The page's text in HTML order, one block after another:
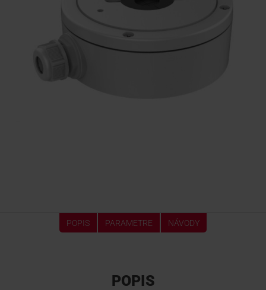
POPIS PARAMETRE NÁVODY
POPIS